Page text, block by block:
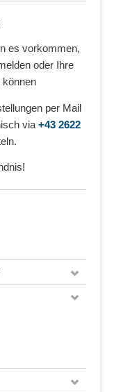
es vorkommen,
oder Ihre
können
per Mail
via +43 2622